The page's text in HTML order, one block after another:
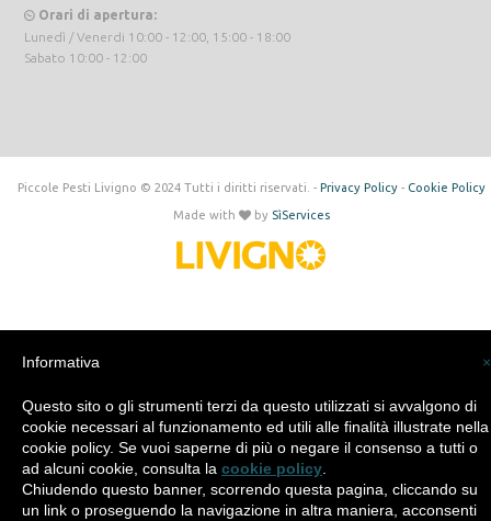
Orari di apertura:
Lunedì / Venerdi 10:00 - 12:00, 15:00 - 18:00
Sabato 10:00 - 12:00
Piccole Pesti Livigno © 2024 Tutti i diritti riservati. - Privacy Policy- Cookie Policy
Made with by SìServices
×
Informativa
Questo sito o gli strumenti terzi da questo utilizzati si avvalgono di
cookie necessari al funzionamento ed utili alle finalità illustrate nella
cookie policy. Se vuoi saperne di più o negare il consenso a tutti o
ad alcuni cookie, consulta la cookie policy
Chiudendo questo banner, scorrendo questa pagina, cliccando su
un link o proseguendo la navigazione in altra maniera, acconsenti